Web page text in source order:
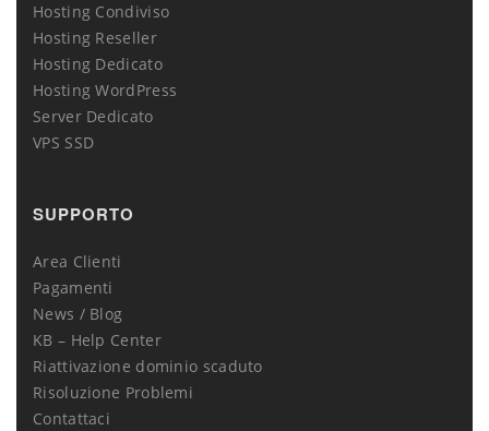
Hosting Condiviso
Hosting Reseller
Hosting Dedicato
Hosting WordPress
Server Dedicato
VPS SSD
SUPPORTO
Area Clienti
Pagamenti
News / Blog
KB – Help Center
Riattivazione dominio scaduto
Risoluzione Problemi
Contattaci